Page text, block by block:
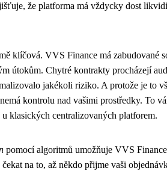
že platforma má vždycky dost
klíčová. VVS Finance má zabudované
útokům. Chytré kontrakty procházejí
jakékoli riziko. A protože je to
kontrolu nad vašimi prostředky. To
klasických centralizovaných platforem.
pomocí algoritmů umožňuje VVS
na to, až někdo přijme vaši